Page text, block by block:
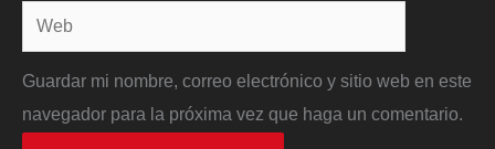
Web
Guardar mi nombre, correo electrónico y sitio web en este
navegador para la próxima vez que haga un comentario.